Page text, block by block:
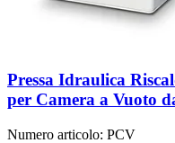
Pressa Idraulica
per Camera a Vuoto
Numero articolo: PCV